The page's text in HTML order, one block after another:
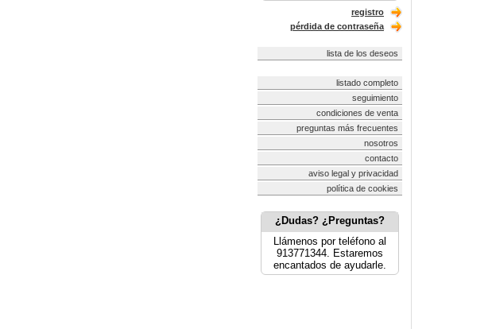
registro
pérdida de contraseña
lista de los deseos
listado completo
seguimiento
condiciones de venta
preguntas más frecuentes
nosotros
contacto
aviso legal y privacidad
política de cookies
¿Dudas? ¿Preguntas?
Llámenos por teléfono al
913771344. Estaremos
encantados de ayudarle.